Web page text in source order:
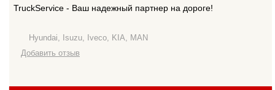
TruckService - Ваш надежный партнер на дороге!
Hyundai, Isuzu, Iveco, KIA, MAN
Добавить отзыв